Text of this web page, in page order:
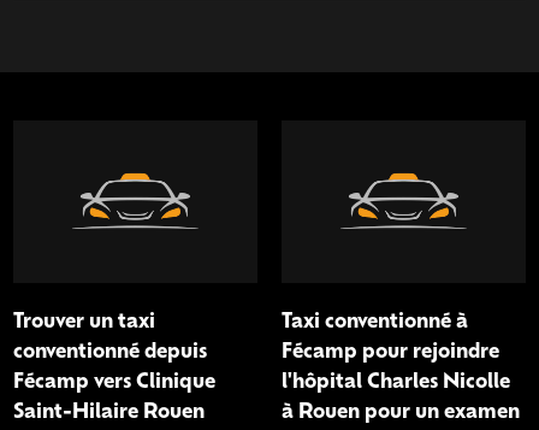
Trouver un taxi
conventionné depuis
Fécamp vers Clinique
Saint-Hilaire Rouen
Taxi conventionné à
Fécamp pour rejoindre
l'hôpital Charles Nicolle
à Rouen pour un examen